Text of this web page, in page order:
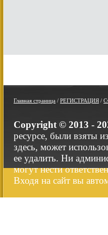
Главная страница / РЕГИСТРАЦИЯ /
Copyright © 2013 -
ресурсе, были взяты
здесь, может
ее удалить. Ни
могут нести
Входя на сайт вы